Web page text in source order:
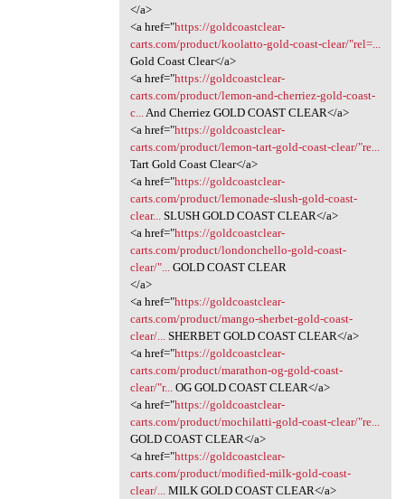
</a>
<a href="https://goldcoastclear-
carts.com/product/koolatto-gold-coast-clear/"rel=...
Gold Coast Clear</a>
<a href="https://goldcoastclear-
carts.com/product/lemon-and-cherriez-gold-coast-
c...
And Cherriez GOLD COAST CLEAR</a>
<a href="https://goldcoastclear-
carts.com/product/lemon-tart-gold-coast-clear/"re...
Tart Gold Coast Clear</a>
<a href="https://goldcoastclear-
carts.com/product/lemonade-slush-gold-coast-
clear...
SLUSH GOLD COAST CLEAR</a>
<a href="https://goldcoastclear-
carts.com/product/londonchello-gold-coast-
clear/"...
GOLD COAST CLEAR
</a>
<a href="https://goldcoastclear-
carts.com/product/mango-sherbet-gold-coast-
clear/...
SHERBET GOLD COAST CLEAR</a>
<a href="https://goldcoastclear-
carts.com/product/marathon-og-gold-coast-
clear/"r...
OG GOLD COAST CLEAR</a>
<a href="https://goldcoastclear-
carts.com/product/mochilatti-gold-coast-clear/"re...
GOLD COAST CLEAR</a>
<a href="https://goldcoastclear-
carts.com/product/modified-milk-gold-coast-
clear/...
MILK GOLD COAST CLEAR</a>